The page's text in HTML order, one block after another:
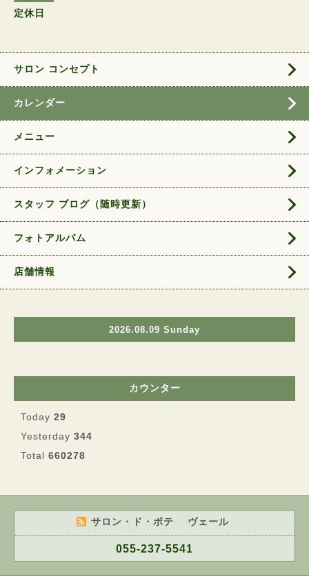
定休日
サロン コンセプト
カレンダー
メニュー
インフォメーション
スタッフ ブログ（随時更新）
フォトアルバム
店舗情報
2026.08.09 Sunday
カウンター
Today 29
Yesterday 344
Total 660278
サロン・ド・ボテ ヴェール
055-237-5541